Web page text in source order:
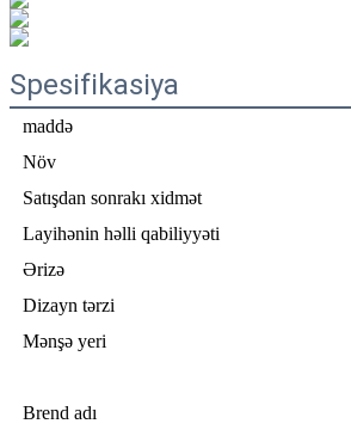
Spesifikasiya
maddə
Növ
Satışdan sonrakı xidmət
Layihənin həlli qabiliyyəti
Ərizə
Dizayn tərzi
Mənşə yeri
Brend adı